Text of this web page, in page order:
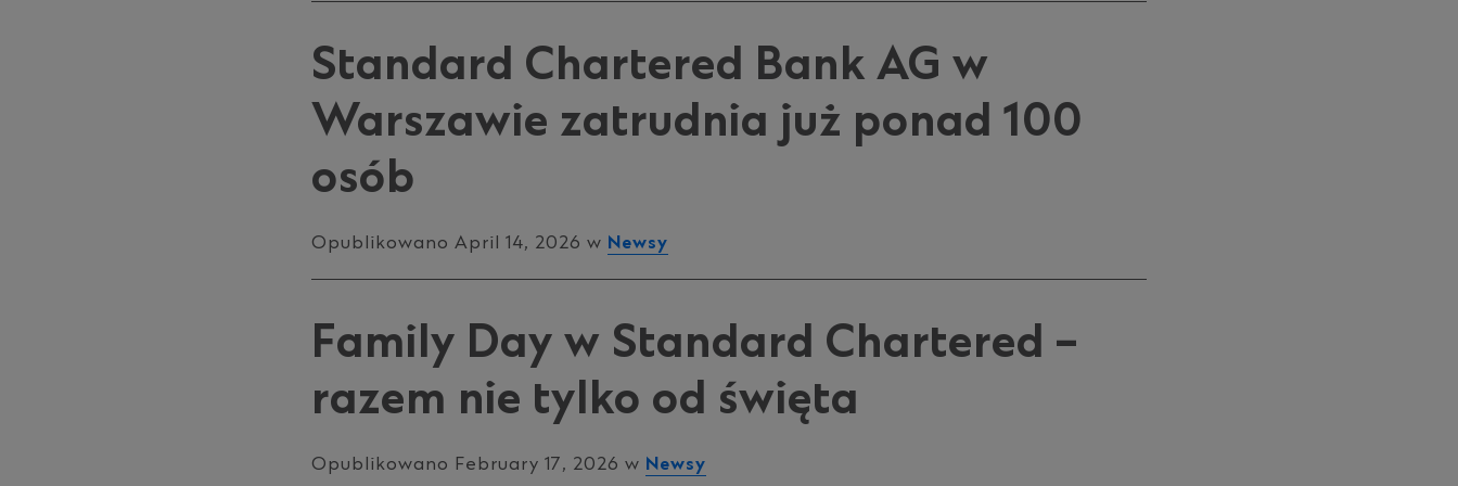
Standard Chartered Bank AG w
Warszawie zatrudnia już ponad 100
osób
Opublikowano April 14, 2026 w Newsy
Family Day w Standard Chartered –
razem nie tylko od święta
Opublikowano February 17, 2026 w Newsy